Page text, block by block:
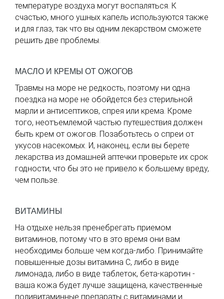
температуре воздуха могут воспаляться. К
счастью, много ушных капель используются также
и для глаз, так что вы одним лекарством сможете
решить две проблемы.
МАСЛО И КРЕМЫ ОТ ОЖОГОВ
Травмы на море не редкость, поэтому ни одна
поездка на море не обойдется без стерильной
марли и антисептиков, спрея или крема. Кроме
того, неотъемлемой частью путешествия должен
быть крем от ожогов. Позаботьтесь о спреи от
укусов насекомых. И, наконец, если вы берете
лекарства из домашней аптечки проверьте их срок
годности, что бы это не привело к большему вреду,
чем пользе.
ВИТАМИНЫ
На отдыхе нельзя пренебрегать приемом
витаминов, потому что в это время они вам
необходимы больше чем когда-либо. Принимайте
повышенные дозы витамина С, либо в виде
лимонада, либо в виде таблеток, бета-каротин -
ваша кожа будет лучше защищена, качественные
поливитаминные препараты с витаминами и